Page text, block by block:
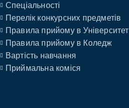
Спеціальності
Перелік конкурсних предметів
Правила прийому в Університет
Правила прийому в Коледж
Вартість навчання
Приймальна коміся